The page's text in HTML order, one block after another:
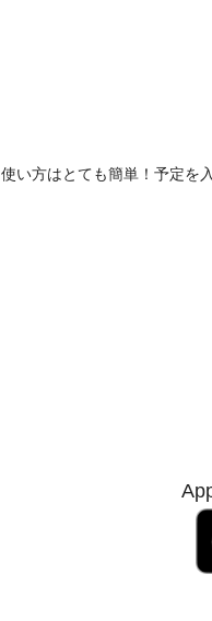
使い方はとても簡単！予定を